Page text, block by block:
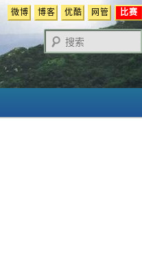
比赛
网管
优酷
博客
微博